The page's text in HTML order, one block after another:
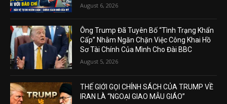
August 6, 2026
Ông Trump Đã Tuyên Bố “Tình Trạng Khẩn
Cấp” Nhằm Ngăn Chặn Việc Công Khai Hồ
Sơ Tài Chính Của Mình Cho Đài BBC
August 5, 2026
THẾ GIỚI GỌI CHÍNH SÁCH CỦA TRUMP VỀ
IRAN LÀ “NGOẠI GIAO MẪU GIÁO”